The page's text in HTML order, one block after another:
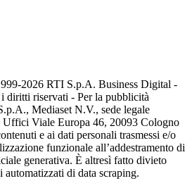
2026 RTI S.p.A. Business Digital -
diritti riservati - Per la pubblicità
Mediaset N.V., sede legale
Uffici Viale Europa 46, 20093 Cologno
e ai dati personali trasmessi e/o
funzionale all’addestramento di
generativa. È altresì fatto divieto
automatizzati di data scraping.